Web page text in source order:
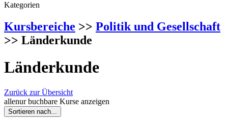
Kategorien
Kursbereiche >> Politik und Gesellschaft
>> Länderkunde
Länderkunde
Zurück zur Übersicht
allenur buchbare Kurse anzeigen
Sortieren nach...